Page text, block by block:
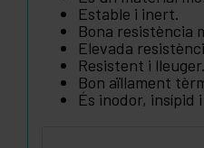
Estable i inert.
Bona resistència
Elevada
Resistent i lleuger.
Bon aïllament
És inodor, insípid